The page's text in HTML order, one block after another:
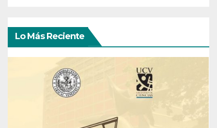
Lo Más Reciente